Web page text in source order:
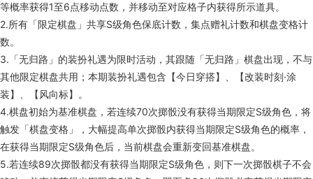
等概率获得1至6点移动点数，并移动至对应格子内获得所示道具。
2.所有「限定棋盘」共享S级角色保底计数，集点赠礼计数和棋盘变格计
数。
3.「无归路」的装扮礼遇为限时活动，其跟随「无归路」棋盘出现，不与
其他限定棋盘共用；本期装扮礼遇包含【今日穿搭】、【改装时刻·涂
装】、【风向标】。
4.棋盘初始为基准棋盘，若连续70次掷骰没有获得当期限定S级角色，将
触发「棋盘变格」，大幅提高单次掷骰内获得当期限定S级角色的概率，
在获得当期限定S级角色后，当前棋盘会重新变回基准棋盘。
5.若连续89次掷骰都没有获得当期限定S级角色，则下一次掷骰棋子不会